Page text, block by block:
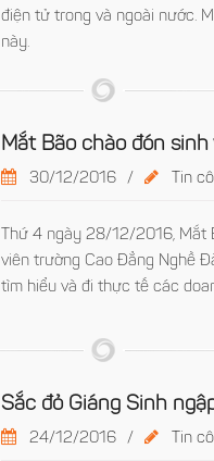
điện tử trong và ngoài nước.
này.
Mắt Bão chào đón
30/12/2016 / Tin
Thứ 4 ngày 28/12/2016, Mắt
viên trường Cao Đẳng Nghề
tìm hiểu và đi thực tế các
Sắc đỏ Giáng Sinh
24/12/2016 / Tin